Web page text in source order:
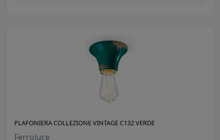
PLAFONIERA COLLEZIONE VINTAGE C132 VERDE
Ferroluce